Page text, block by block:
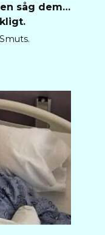
såg dem…